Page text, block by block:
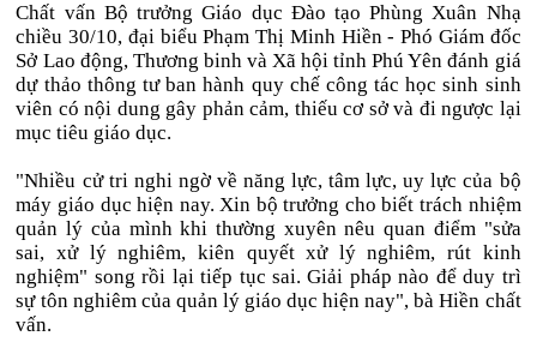
Chất vấn Bộ trưởng Giáo dục Đào tạo Phùng Xuân Nhạ
chiều 30/10, đại biểu Phạm Thị Minh Hiền - Phó Giám đốc
Sở Lao động, Thương binh và Xã hội tỉnh Phú Yên đánh giá
dự thảo thông tư ban hành quy chế công tác học sinh sinh
viên có nội dung gây phản cảm, thiếu cơ sở và đi ngược lại
mục tiêu giáo dục.
"Nhiều cử tri nghi ngờ về năng lực, tâm lực, uy lực của bộ
máy giáo dục hiện nay. Xin bộ trưởng cho biết trách nhiệm
quản lý của mình khi thường xuyên nêu quan điểm "sửa
sai, xử lý nghiêm, kiên quyết xử lý nghiêm, rút kinh
nghiệm" song rồi lại tiếp tục sai. Giải pháp nào để duy trì
sự tôn nghiêm của quản lý giáo dục hiện nay", bà Hiền chất
vấn.